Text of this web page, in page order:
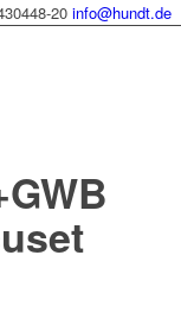
20 info@hundt.de